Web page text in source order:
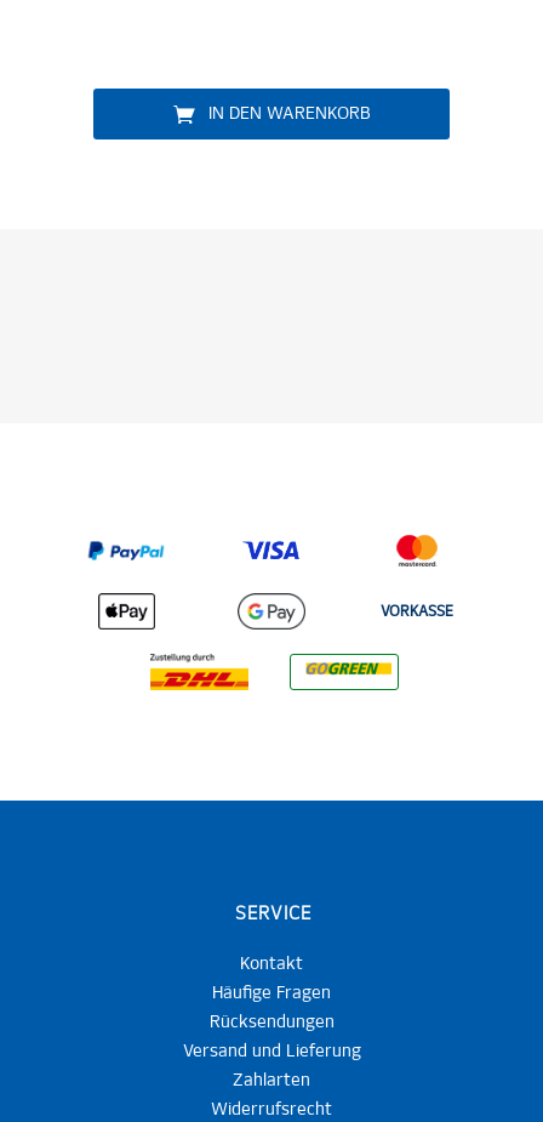
IN DEN WARENKORB
VORKASSE
SERVICE
Kontakt
Häufige Fragen
Rücksendungen
Versand und Lieferung
Zahlarten
Widerrufsrecht